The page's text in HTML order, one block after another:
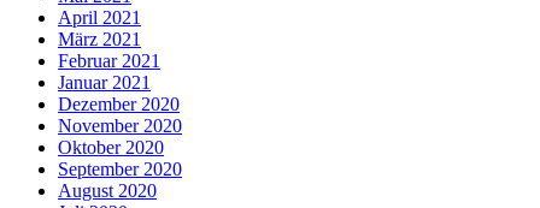
April 2021
März 2021
Februar 2021
Januar 2021
Dezember 2020
November 2020
Oktober 2020
September 2020
August 2020